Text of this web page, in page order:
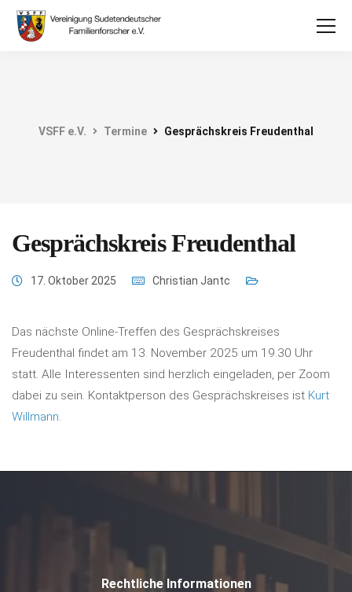
VSFF e.V. Termine Gesprächskreis Freudenthal
Gesprächskreis Freudenthal
17. Oktober 2025 Christian Jantc
Das nächste Online-Treffen des Gesprächskreises
Freudenthal findet am 13. November 2025 um 19.30 Uhr
statt. Alle Interessenten sind herzlich eingeladen, per Zoom
dabei zu sein. Kontaktperson des Gesprächskreises ist Kurt
Willmann.
Rechtliche Informationen